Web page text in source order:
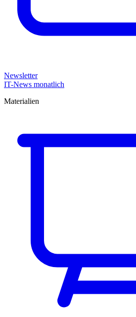
Newsletter
IT-News monatlich
Materialien